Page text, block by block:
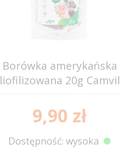
Borówka amerykańska
liofilizowana 20g Camvil
9,90 zł
Dostępność: wysoka